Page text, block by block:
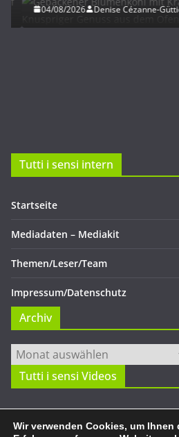
04/08/2026 Denise Cézanne-Güttich
Tutti i sensi intern
Startseite
Mediadaten – Mediakit
Themen/Leser/Team
Impressum/Datenschutz
Archiv
Archiv
Tutti i sensi Videos
Wir verwenden Cookies, um